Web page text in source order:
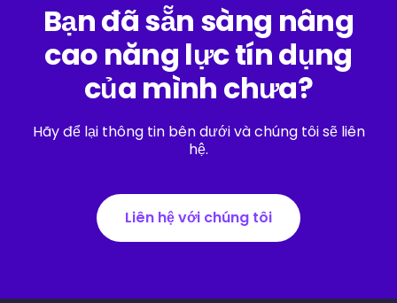
Bạn đã sẵn sàng nâng
cao năng lực tín dụng
của mình chưa?
Hãy để lại thông tin bên dưới và chúng tôi sẽ liên
hệ.
Liên hệ với chúng tôi